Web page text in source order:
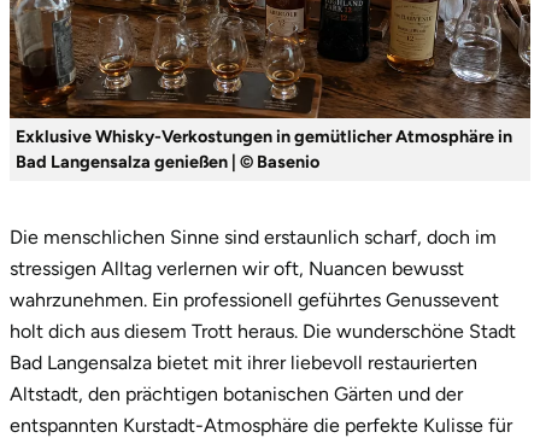
Exklusive Whisky-Verkostungen in gemütlicher Atmosphäre in
Bad Langensalza genießen | © Basenio
Die menschlichen Sinne sind erstaunlich scharf, doch im
stressigen Alltag verlernen wir oft, Nuancen bewusst
wahrzunehmen. Ein professionell geführtes Genussevent
holt dich aus diesem Trott heraus. Die wunderschöne Stadt
Bad Langensalza bietet mit ihrer liebevoll restaurierten
Altstadt, den prächtigen botanischen Gärten und der
entspannten Kurstadt-Atmosphäre die perfekte Kulisse für